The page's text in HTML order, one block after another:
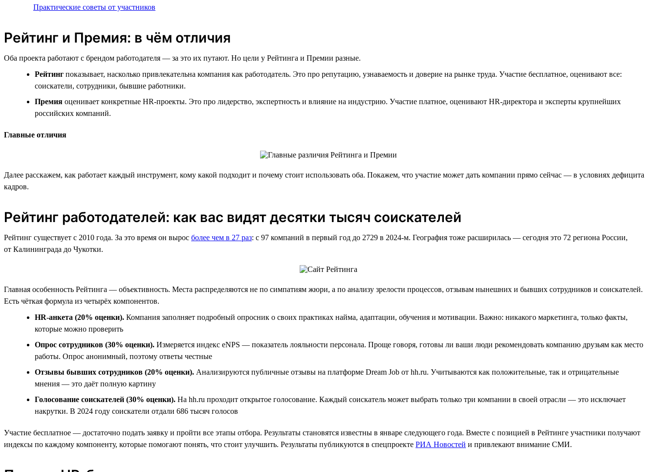
Практические советы от участников
Рейтинг и Премия: в чём отличия
Оба проекта работают с брендом работодателя — за это их путают. Но цели у Рейтинга и Премии разные.
Рейтинг показывает, насколько привлекательна компания как работодатель. Это про репутацию, узнаваемость и доверие на рынке труда. Участие бесплатное, оценивают все:
соискатели, сотрудники, бывшие работники.
Премия оценивает конкретные HR-проекты. Это про лидерство, экспертность и влияние на индустрию. Участие платное, оценивают HR-директора и эксперты крупнейших
российских компаний.
Главные отличия
Далее расскажем, как работает каждый инструмент, кому какой подходит и почему стоит использовать оба. Покажем, что участие может дать компании прямо сейчас — в условиях дефицита
кадров.
Рейтинг работодателей: как вас видят десятки тысяч соискателей
Рейтинг существует с 2010 года. За это время он вырос более чем в 27 раз: с 97 компаний в первый год до 2729 в 2024-м. География тоже расширилась — сегодня это 72 региона России,
от Калининграда до Чукотки.
Главная особенность Рейтинга — объективность. Места распределяются не по симпатиям жюри, а по анализу зрелости процессов, отзывам нынешних и бывших сотрудников и соискателей.
Есть чёткая формула из четырёх компонентов.
HR-анкета (20% оценки). Компания заполняет подробный опросник о своих практиках найма, адаптации, обучения и мотивации. Важно: никакого маркетинга, только факты,
которые можно проверить
Опрос сотрудников (30% оценки). Измеряется индекс eNPS — показатель лояльности персонала. Проще говоря, готовы ли ваши люди рекомендовать компанию друзьям как место
работы. Опрос анонимный, поэтому ответы честные
Отзывы бывших сотрудников (20% оценки). Анализируются публичные отзывы на платформе Dream Job от hh.ru. Учитываются как положительные, так и отрицательные
мнения — это даёт полную картину
Голосование соискателей (30% оценки). На hh.ru проходит открытое голосование. Каждый соискатель может выбрать только три компании в своей отрасли — это исключает
накрутки. В 2024 году соискатели отдали 686 тысяч голосов
Участие бесплатное — достаточно подать заявку и пройти все этапы отбора. Результаты становятся известны в январе следующего года. Вместе с позицией в Рейтинге участники получают
индексы по каждому компоненту, которые помогают понять, что стоит улучшить. Результаты публикуются в спецпроекте РИА Новостей и привлекают внимание СМИ.